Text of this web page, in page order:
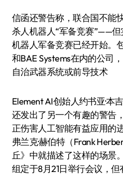
信函还警告称，联合国不能
杀人机器人“军备竞赛”——
机器人军备竞赛已经开始。
和BAE Systems在内的公司
自治武器系统或前导技术
Element AI创始人约书亚·本
还发出了另一个有趣的警告
正伤害人工智能有益应用的
弗兰克·赫伯特（Frank
丘》中就描述了这样的场景
组定于8月21日举行会议，